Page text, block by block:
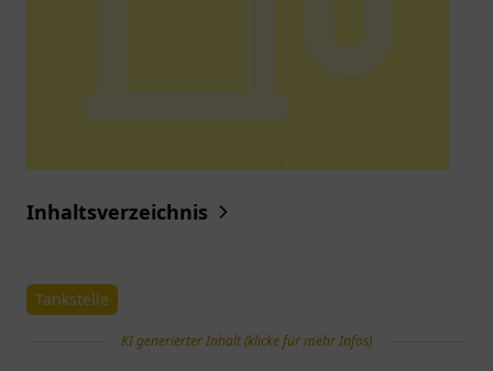
Inhaltsverzeichnis
Tankstelle
KI generierter Inhalt (klicke für mehr Infos)